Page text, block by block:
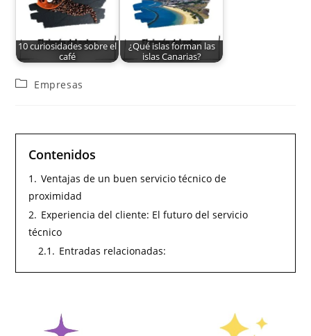
10 curiosidades sobre el
café
¿Qué islas forman las
islas Canarias?
Empresas
Contenidos
1. Ventajas de un buen servicio técnico de
proximidad
2. Experiencia del cliente: El futuro del servicio
técnico
2.1. Entradas relacionadas: